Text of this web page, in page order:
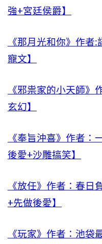
強+宮廷侯爵】
《那月光和你》作者
寵文】
《邪祟家的小天師》
玄幻】
《奉旨沖喜》作者：
後愛+沙雕搞笑】
《放任》作者：春日
+先做後愛】
《玩家》作者：池袋